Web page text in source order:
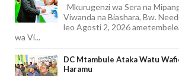
Mkurugenzi wa Sera na
Viwanda na Biashara, Bw.
leo Agosti 2, 2026
wa Vi...
DC Mtambule Ataka Watu
Haramu